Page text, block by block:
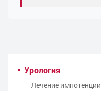
Урология
Лечение импотенции